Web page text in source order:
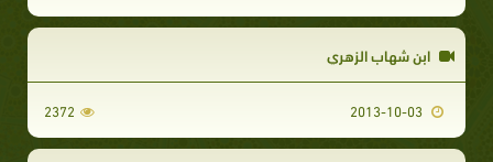
ابن شهاب الزهري
2372